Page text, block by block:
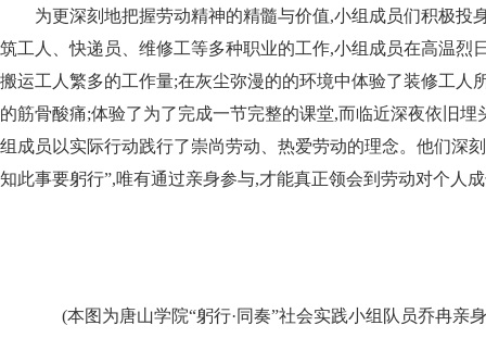
为更深刻地把握劳动精神的精髓与价值,小组成员们积极投
筑工人、快递员、维修工等多种职业的工作,小组成员在高温烈
搬运工人繁多的工作量;在灰尘弥漫的的环境中体验了装修工人
的筋骨酸痛;体验了为了完成一节完整的课堂,而临近深夜依旧埋
组成员以实际行动践行了崇尚劳动、热爱劳动的理念。他们深
知此事要躬行”,唯有通过亲身参与,才能真正领会到劳动对个人
(本图为唐山学院“躬行·同奏”社会实践小组队员乔冉亲